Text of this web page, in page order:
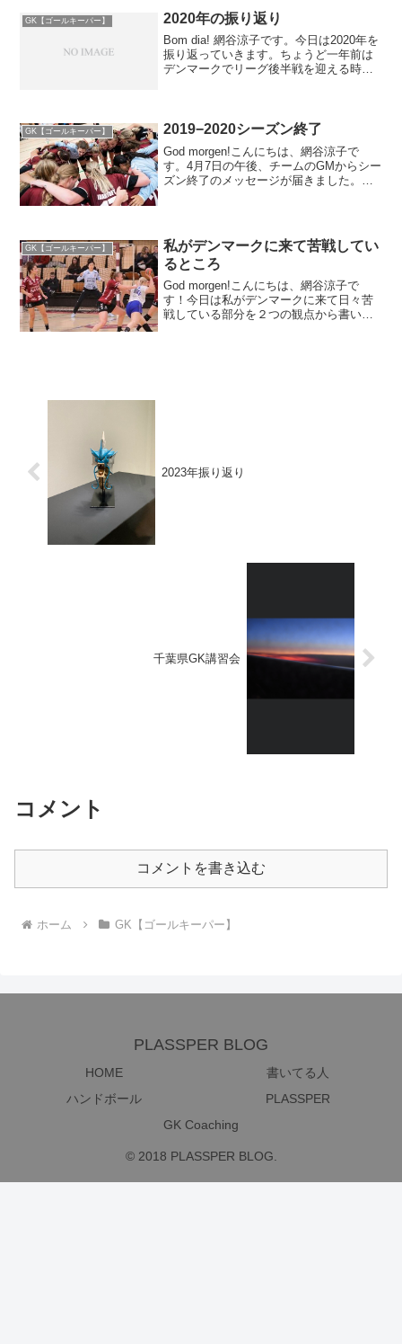
GK【ゴールキーパー】 2020年の振り返り
Bom dia! 網谷涼子です。今日は2020年を
振り返っていきます。ちょうど一年前は
デンマークでリーグ後半戦を迎える時で
れから！と...
GK【ゴールキーパー】 2019−2020シーズン終了
God morgen!こんにちは、網谷涼子で
す。4月7日の午後、チームのGMからシー
ズン終了のメッセージが届きました。
1st...
GK【ゴールキーパー】
私がデンマークに来て苦戦してい
るところ
God morgen!こんにちは、網谷涼子で
す！今日は私がデンマークに来て日々苦
戦している部分を２つの観点から書いて
2023年振り返り
千葉県GK講習会
コメント
コメントを書き込む
ホーム GK【ゴールキーパー】
PLASSPER BLOG
HOME
書いてる人
ハンドボール
PLASSPER
GK Coaching
© 2018 PLASSPER BLOG.